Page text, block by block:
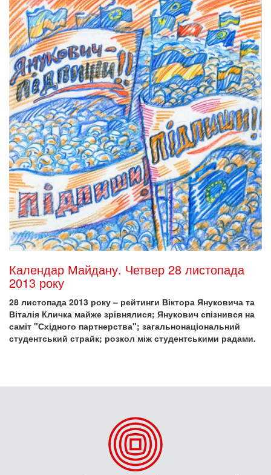
Календар Майдану. Четвер 28 листопада
2013 року
28 листопада 2013 року – рейтинги Віктора Януковича та
Віталія Кличка майже зрівнялися; Янукович спізнився на
саміт "Східного партнерства"; загальнонаціональний
студентський страйк; розкол між студентськими радами.